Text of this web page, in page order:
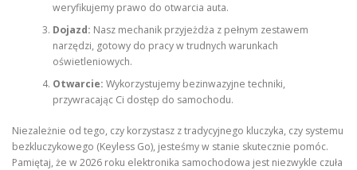
weryfikujemy prawo do otwarcia auta.
Dojazd: Nasz mechanik przyjeżdża z pełnym zestawem
narzędzi, gotowy do pracy w trudnych warunkach
oświetleniowych.
Otwarcie: Wykorzystujemy bezinwazyjne techniki,
przywracając Ci dostęp do samochodu.
Niezależnie od tego, czy korzystasz z tradycyjnego kluczyka, czy systemu
bezkluczykowego (Keyless Go), jesteśmy w stanie skutecznie pomóc.
Pamiętaj, że w 2026 roku elektronika samochodowa jest niezwykle czuła